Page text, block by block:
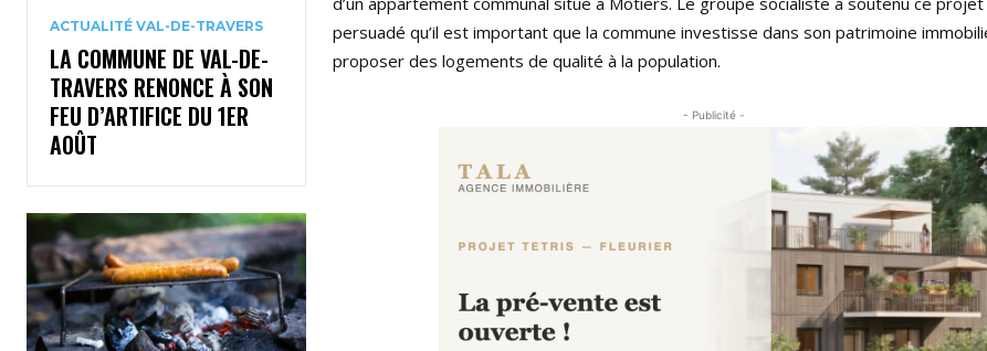
ACTUALITÉ VAL-DE-TRAVERS
LA COMMUNE DE VAL-DE-
TRAVERS RENONCE À SON
FEU D’ARTIFICE DU 1ER
AOÛT
persuadé qu’il est important que la commune investisse dans son patrimoine
proposer des logements de qualité à la population.
- Publicité -